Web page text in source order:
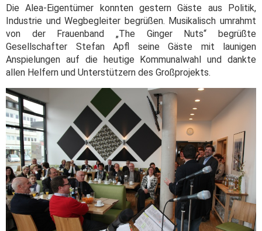
Die Alea-Eigentümer konnten gestern Gäste aus Politik,
Industrie und Wegbegleiter begrüßen. Musikalisch umrahmt
von der Frauenband „The Ginger Nuts“ begrüßte
Gesellschafter Stefan Apfl seine Gäste mit launigen
Anspielungen auf die heutige Kommunalwahl und dankte
allen Helfern und Unterstützern des Großprojekts.